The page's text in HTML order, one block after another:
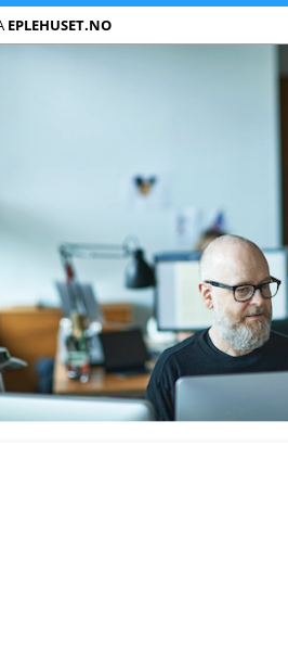
EPLEHUSET.NO